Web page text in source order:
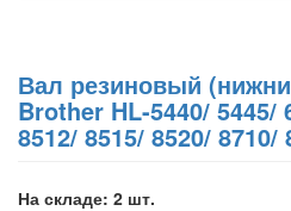
Вал резиновый
Brother HL-5440/ 5445/
8512/ 8515/ 8520/ 8710/
На складе: 2 шт.